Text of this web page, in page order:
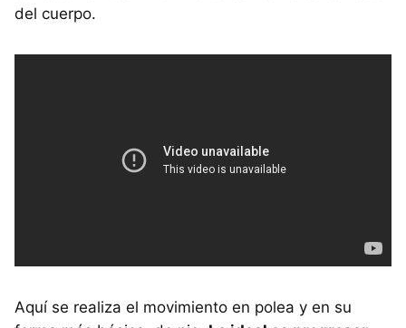
del cuerpo.
Aquí se realiza el movimiento en polea y en su